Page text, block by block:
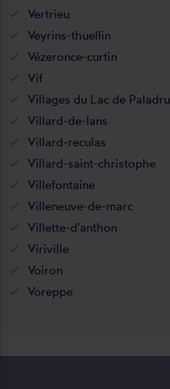
Vertrieu
Veyrins-thuellin
Vézeronce-curtin
Vif
Villages du Lac de Paladru
Villard-de-lans
Villard-reculas
Villard-saint-christophe
Villefontaine
Villeneuve-de-marc
Villette-d'anthon
Viriville
Voiron
Voreppe